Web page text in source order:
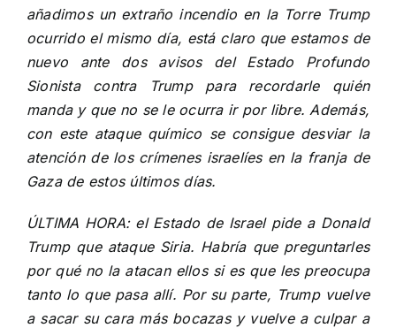
añadimos un extraño incendio en la Torre Trump
ocurrido el mismo día, está claro que estamos de
nuevo ante dos avisos del Estado Profundo
Sionista contra Trump para recordarle quién
manda y que no se le ocurra ir por libre. Además,
con este ataque químico se consigue desviar la
atención de los crímenes israelíes en la franja de
Gaza de estos últimos días.
ÚLTIMA HORA: el Estado de Israel pide a Donald
Trump que ataque Siria. Habría que preguntarles
por qué no la atacan ellos si es que les preocupa
tanto lo que pasa allí. Por su parte, Trump vuelve
a sacar su cara más bocazas y vuelve a culpar a